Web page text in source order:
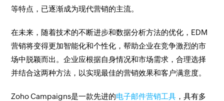
等特点，已逐渐成为现代营销的主流。
在未来，随着技术的不断进步和数据分析方法的优化，EDM
营销将变得更加智能化和个性化，帮助企业在竞争激烈的市
场中脱颖而出。企业应根据自身情况和市场需求，合理选择
并结合这两种方法，以实现最佳的营销效果和客户满意度。
Zoho Campaigns是一款先进的电子邮件营销工具 ，具有多